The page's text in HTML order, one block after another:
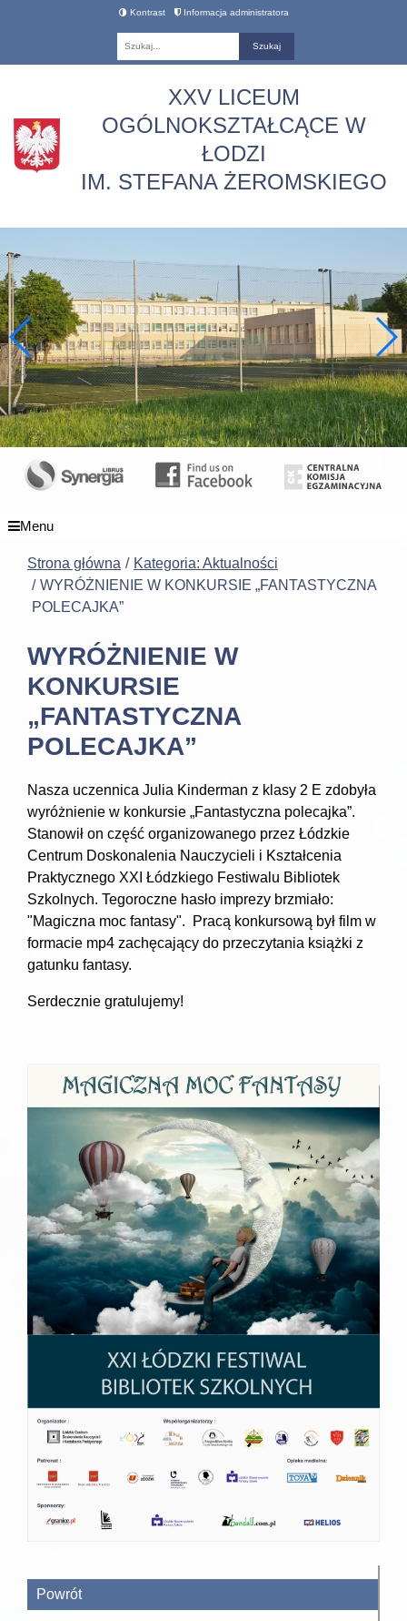
Kontrast Informacja administratora
XXV LICEUM
OGÓLNOKSZTAŁCĄCE W
ŁODZI
IM. STEFANA ŻEROMSKIEGO
Menu
Strona główna
Kategoria: Aktualności
WYRÓŻNIENIE W KONKURSIE „FANTASTYCZNA
POLECAJKA”
WYRÓŻNIENIE W
KONKURSIE
„FANTASTYCZNA
POLECAJKA”
Nasza uczennica Julia Kinderman z klasy 2 E zdobyła
wyróżnienie w konkursie „Fantastyczna polecajka”.
Stanowił on część organizowanego przez Łódzkie
Centrum Doskonalenia Nauczycieli i Kształcenia
Praktycznego XXI Łódzkiego Festiwalu Bibliotek
Szkolnych. Tegoroczne hasło imprezy brzmiało:
"Magiczna moc fantasy". Pracą konkursową był film w
formacie mp4 zachęcający do przeczytania książki z
gatunku fantasy.
Serdecznie gratulujemy!
Powrót